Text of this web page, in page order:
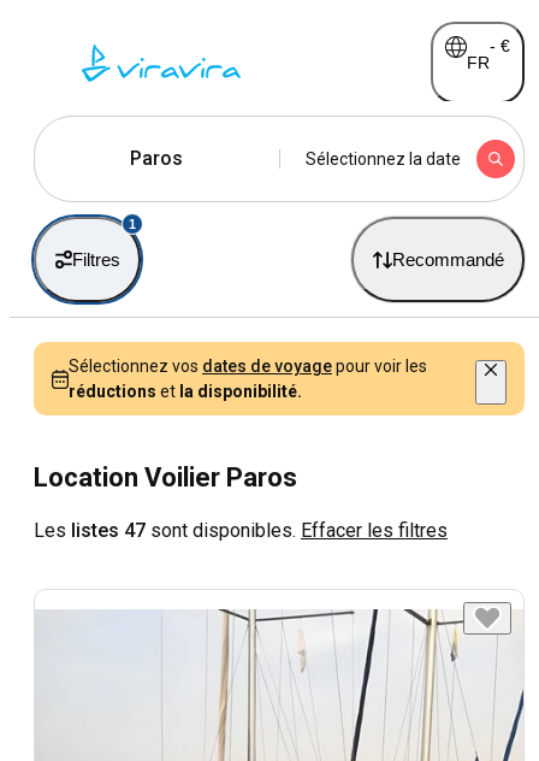
FR
- €
Paros Sélectionnez la date
Filtres
1
Recommandé
Sélectionnez vos dates de voyagepour voir les
réductions et la disponibilité.
Location Voilier Paros
Les listes 47 sont disponibles. Effacer les filtres